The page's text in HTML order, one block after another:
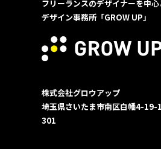
フリーランスのデザイナーを中
デザイン事務所「GROW UP」
株式会社グロウアップ
埼玉県さいたま市南区白幡4-19-
301